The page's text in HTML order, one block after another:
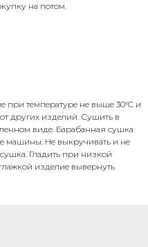
на потом.
температуре не выше 30°C и
других изделий. Сушить в
виде. Барабанная сушка
машины. Не выкручивать и не
Гладить при низкой
изделие вывернуть